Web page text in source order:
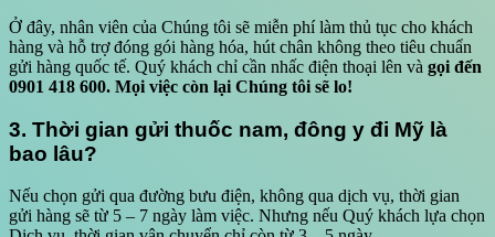
Ở đây, nhân viên của Chúng tôi sẽ miễn phí làm thủ tục cho khách
hàng và hỗ trợ đóng gói hàng hóa, hút chân không theo tiêu chuẩn
gửi hàng quốc tế. Quý khách chỉ cần nhấc điện thoại lên và gọi đến
0901 418 600. Mọi việc còn lại Chúng tôi sẽ lo!
3. Thời gian gửi thuốc nam, đông y đi Mỹ là
bao lâu?
Nếu chọn gửi qua đường bưu điện, không qua dịch vụ, thời gian
gửi hàng sẽ từ 5 – 7 ngày làm việc. Nhưng nếu Quý khách lựa chọn